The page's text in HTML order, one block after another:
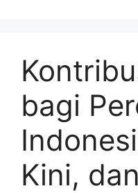
bagi
Kini,